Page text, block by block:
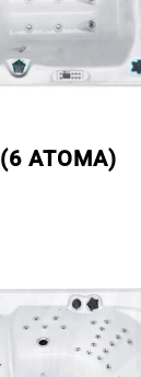
ATOMA)